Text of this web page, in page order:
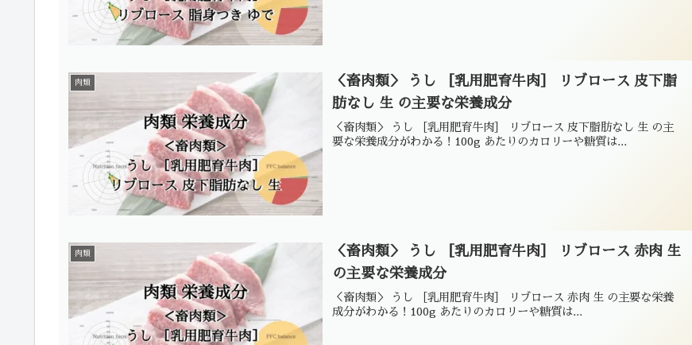
肉類
＜畜肉類＞ うし ［乳用肥育牛肉］ リブロース 皮下脂
肪なし 生 の主要な栄養成分
＜畜肉類＞ うし ［乳用肥育牛肉］ リブロース 皮下脂肪なし 生 の主
要な栄養成分がわかる！100g あたりのカロリーや糖質は...
肉類
＜畜肉類＞ うし ［乳用肥育牛肉］ リブロース 赤肉 生
の主要な栄養成分
＜畜肉類＞ うし ［乳用肥育牛肉］ リブロース 赤肉 生 の主要な栄養
成分がわかる！100g あたりのカロリーや糖質は...